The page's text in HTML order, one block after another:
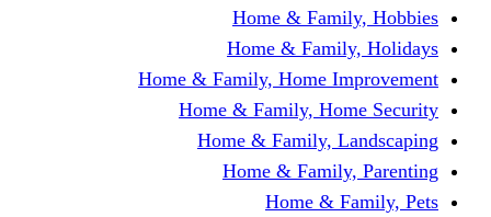
Home &
Home &
Home & Family, Home
Home & Family,
Home & Family,
Home &
Home &